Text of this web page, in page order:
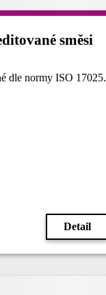
směsi
dle normy ISO 17025.
Detail